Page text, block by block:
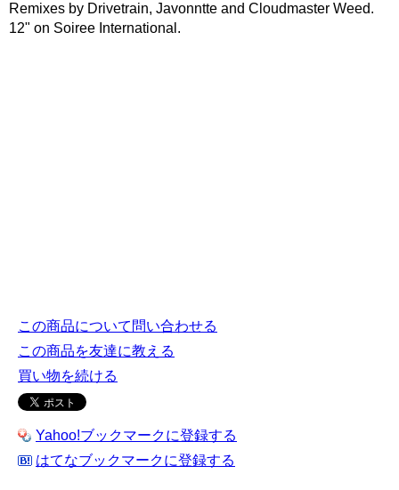
Remixes by Drivetrain, Javonntte and Cloudmaster Weed.
12" on Soiree International.
この商品について問い合わせる
この商品を友達に教える
買い物を続ける
Yahoo!ブックマークに登録する
はてなブックマークに登録する